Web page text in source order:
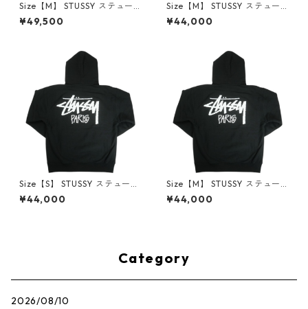
Size【M】 STUSSY ステュー
シー STOCK PARIS ZIP HOOD
BLACK パリ限定ジップパーカ
¥49,500
Size【M】 STUSSY ステュー
シー STOCK PARIS HOOD AS
H HEATHER パリ限定パーカー
¥44,000
Size【S】 STUSSY ステューシ
ー STOCK PARIS HOOD BLAC
K パリ限定パーカー 黒 【新古
¥44,000
Size【M】 STUSSY ステュー
シー STOCK PARIS HOOD BL
ACK パリ限定パーカー 黒 【新
¥44,000
Category
2026/08/10